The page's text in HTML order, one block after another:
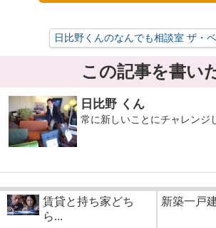
日比野くんのなんでも相談室 ザ・
この記事を書い
日比野 くん
常に新しいことにチャレンジ
賃貸と持ち家どち
ら...
新築一戸